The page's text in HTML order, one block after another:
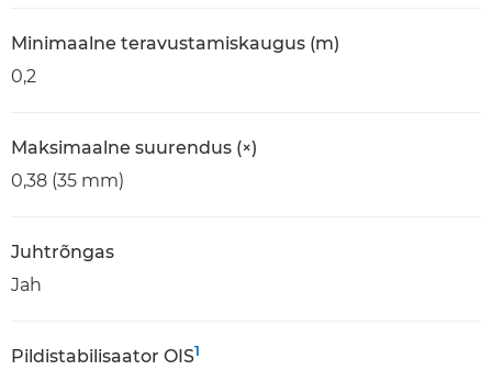
Minimaalne teravustamiskaugus (m)
0,2
Maksimaalne suurendus (×)
0,38 (35 mm)
Juhtrõngas
Jah
Pildistabilisaator OIS1